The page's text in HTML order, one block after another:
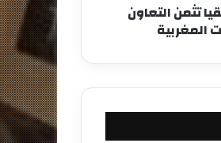
تثمن التعاون
المغربية